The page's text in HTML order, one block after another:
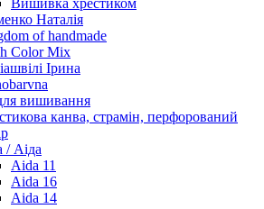
Наталія
of handmade
Color Mix
Ірина
вишивання
канва, страмін, перфорований
/ Аіда
Aida 11
Aida 16
Aida 14